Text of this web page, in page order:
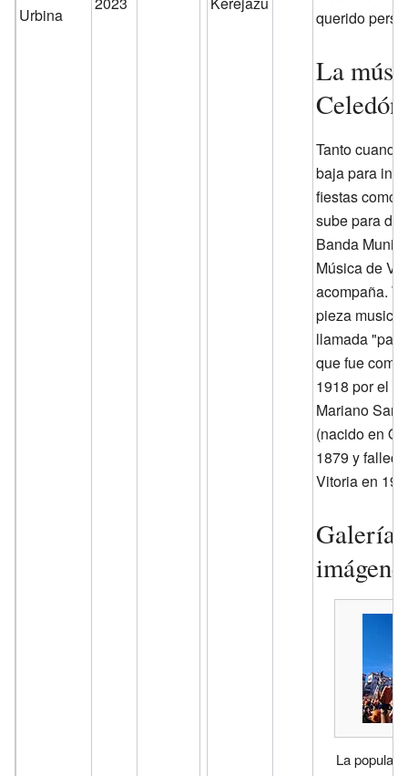
Urbina
querido
La
Celedón
Tanto
baja para
fiestas como
sube para
Banda
Música de
acompaña.
pieza
llamada
que fue
1918 por el
Mariano San
(nacido en
1879 y
Vitoria en
Galería
La popular